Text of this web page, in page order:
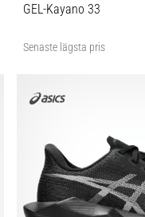
GEL-Kayano 33
Senaste lägsta pris